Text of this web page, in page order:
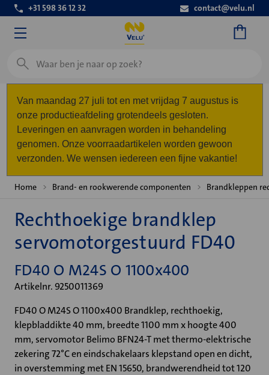
+31 598 36 12 32 contact@velu.nl
Zoeken
Van maandag 27 juli tot en met vrijdag 7 augustus is
onze productieafdeling grotendeels gesloten.
Leveringen en aanvragen worden in behandeling
genomen. Onze voorraadartikelen worden gewoon
verzonden. We wensen iedereen een fijne vakantie!
Home Brand- en rookwerende componenten Brandkleppen
Rechthoekige brandklep
servomotorgestuurd FD40
FD40 O M24S O 1100x400
Artikelnr. 9250011369
FD40 O M24S O 1100x400 Brandklep, rechthoekig,
klepbladdikte 40 mm, breedte 1100 mm x hoogte 400
mm, servomotor Belimo BFN24-T met thermo-elektrische
zekering 72°C en eindschakelaars klepstand open en dicht,
in overstemming met EN 15650, brandwerendheid tot 120